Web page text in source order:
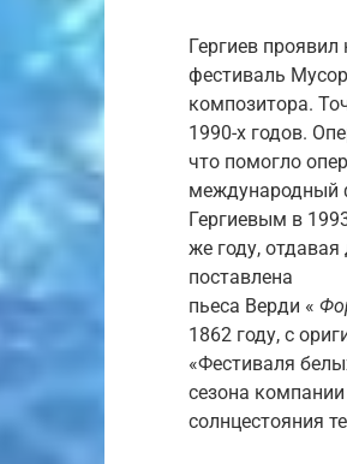
Гергиев
фестиваль
композитора.
1990-х годов.
что помогло
международный
Гергиевым в
же году,
поставлена
пьеса Верди «
1862 году, с
«Фестиваля
сезона
солнцестояния